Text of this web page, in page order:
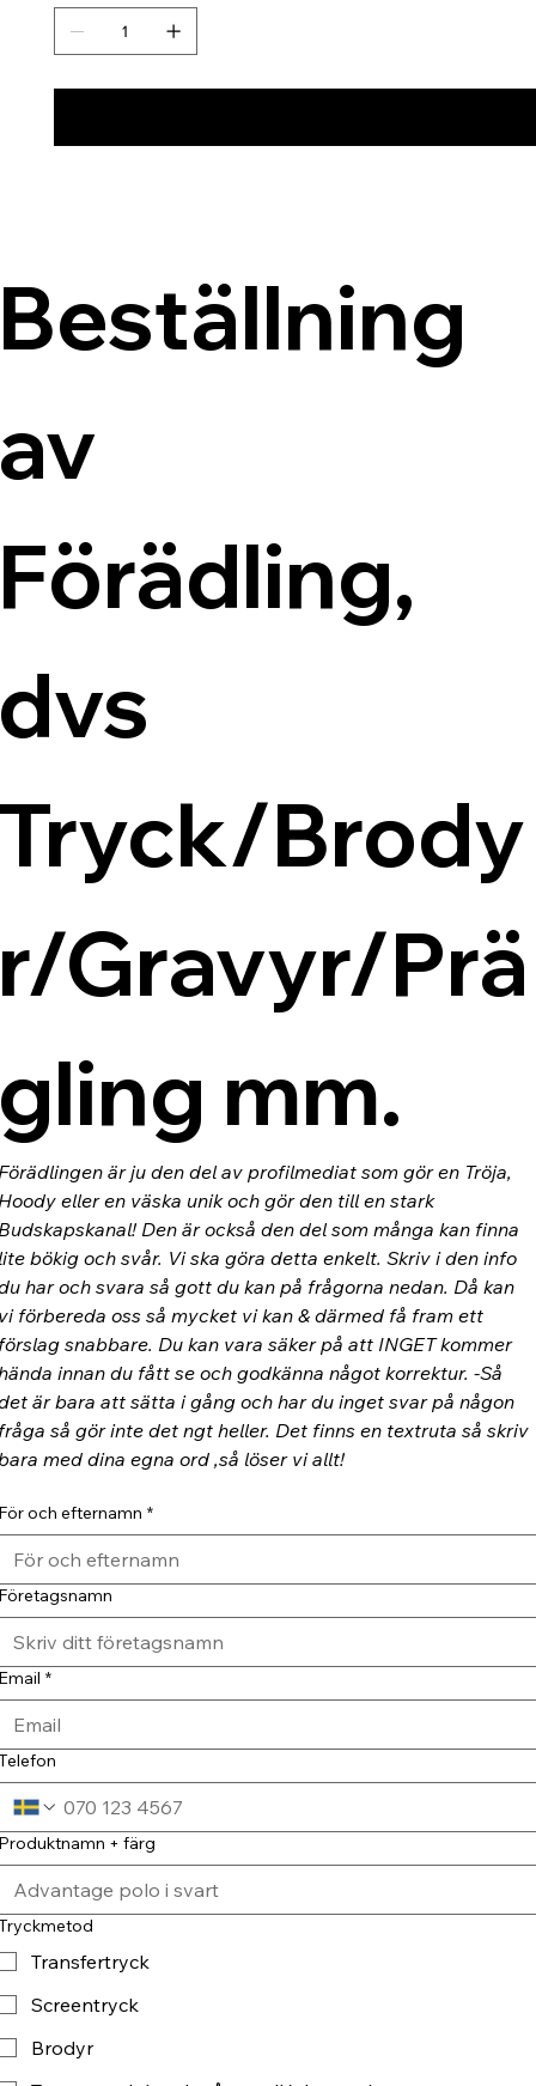
Brody
Gravyr/Prä
mm.
är ju den del av profilmediat som gör en Tröja,
eller en väska unik och gör den till en stark
Den är också den del som många kan finna
bökig och svår. Vi ska göra detta enkelt. Skriv i den info
har och svara så gott du kan på frågorna nedan. Då kan
förbereda oss så mycket vi kan & därmed få fram ett
snabbare. Du kan vara säker på att INGET kommer
innan du fått se och godkänna något korrektur. -Så
är bara att sätta i gång och har du inget svar på någon
så gör inte det ngt heller. Det finns en textruta så skriv
med dina egna ord ,så löser vi allt!
och efternamn *
*
+ färg
Transfertryck
Screentryck
Brodyr